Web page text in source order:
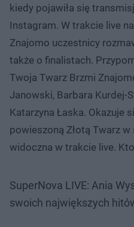
kiedy pojawiła się
Instagram. W trakcie live
Znajomo uczestnicy
także o finalistach.
Twoja Twarz Brzmi
Janowski, Barbara Kurdej-
Katarzyna Łaska. Okazuje
powieszoną Złotą Twarz w
widoczna w trakcie live.
SuperNova LIVE: Ania
swoich największych